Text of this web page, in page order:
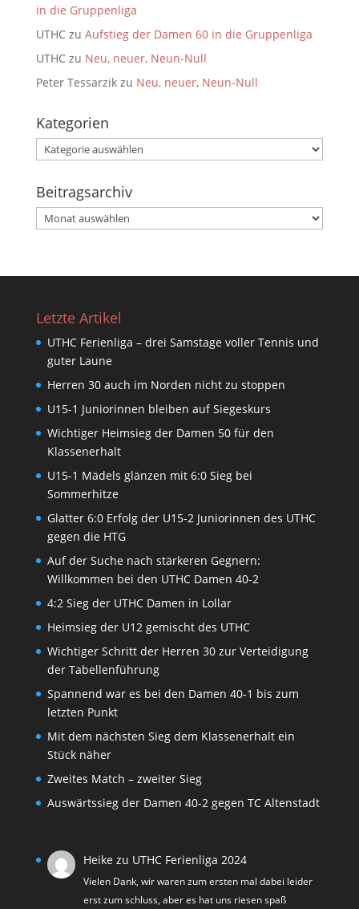
in die Gruppenliga
UTHCzu Aufstieg der Damen 60 in die Gruppenliga
UTHCzu Neu, neuer, Neun-Null
Peter Tessarzikzu Neu, neuer, Neun-Null
Kategorien
Kategorien
Beitragsarchiv
Beitragsarchiv
Letzte Artikel
UTHC Ferienliga – drei Samstage voller Tennis und
guter Laune
Herren 30 auch im Norden nicht zu stoppen
U15-1 Juniorinnen bleiben auf Siegeskurs
Wichtiger Heimsieg der Damen 50 für den
Klassenerhalt
U15-1 Mädels glänzen mit 6:0 Sieg bei
Sommerhitze
Glatter 6:0 Erfolg der U15-2 Juniorinnen des UTHC
gegen die HTG
Auf der Suche nach stärkeren Gegnern:
Willkommen bei den UTHC Damen 40-2
4:2 Sieg der UTHC Damen in Lollar
Heimsieg der U12 gemischt des UTHC
Wichtiger Schritt der Herren 30 zur Verteidigung
der Tabellenführung
Spannend war es bei den Damen 40-1 bis zum
letzten Punkt
Mit dem nächsten Sieg dem Klassenerhalt ein
Stück näher
Zweites Match – zweiter Sieg
Auswärtssieg der Damen 40-2 gegen TC Altenstadt
Heike zu UTHC Ferienliga 2024
Vielen Dank, wir waren zum ersten mal dabei leider
erst zum schluss, aber es hat uns riesen spaß